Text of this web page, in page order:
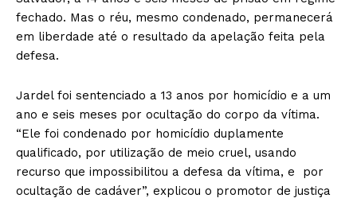
fechado. Mas o réu, mesmo condenado, permanecerá
em liberdade até o resultado da apelação feita pela
defesa.
Jardel foi sentenciado a 13 anos por homicídio e a um
ano e seis meses por ocultação do corpo da vítima.
“Ele foi condenado por homicídio duplamente
qualificado, por utilização de meio cruel, usando
recurso que impossibilitou a defesa da vítima, e por
ocultação de cadáver”, explicou o promotor de justiça